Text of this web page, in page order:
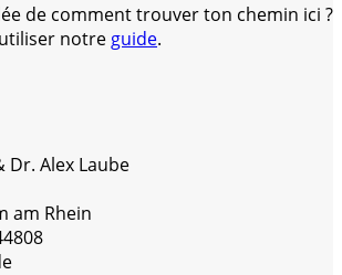
de comment trouver ton chemin ici ?
notre guide.
Alex Laube
am Rhein